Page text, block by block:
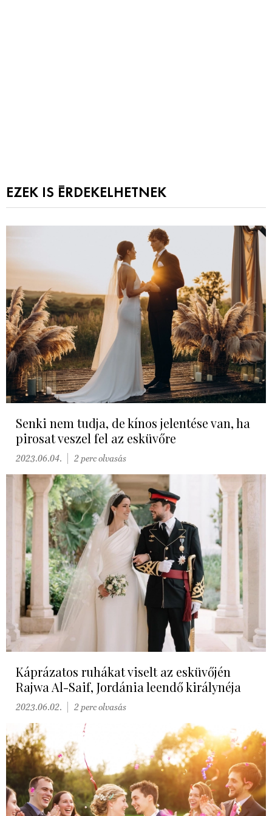
EZEK IS ÉRDEKELHETNEK
Senki nem tudja, de kínos jelentése van, ha
pirosat veszel fel az esküvőre
2023.06.04. 2 perc olvasás
Káprázatos ruhákat viselt az esküvőjén
Rajwa Al-Saif, Jordánia leendő királynéja
2023.06.02. 2 perc olvasás